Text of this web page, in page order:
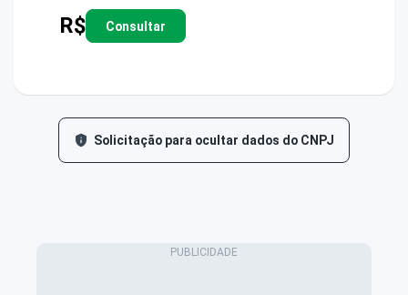
R$ Consultar
Solicitação para ocultar dados do CNPJ